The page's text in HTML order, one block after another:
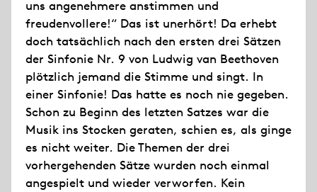
uns angenehmere anstimmen und
freudenvollere!“ Das ist unerhört! Da erhebt
doch tatsächlich nach den ersten drei Sätzen
der Sinfonie Nr. 9 von Ludwig van Beethoven
plötzlich jemand die Stimme und singt. In
einer Sinfonie! Das hatte es noch nie gegeben.
Schon zu Beginn des letzten Satzes war die
Musik ins Stocken geraten, schien es, als ginge
es nicht weiter. Die Themen der drei
vorhergehenden Sätze wurden noch einmal
angespielt und wieder verworfen. Kein